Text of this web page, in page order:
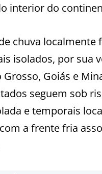
interior do
chuva localmente
isolados, por sua
Goiás e
seguem sob
e temporais
a frente fria